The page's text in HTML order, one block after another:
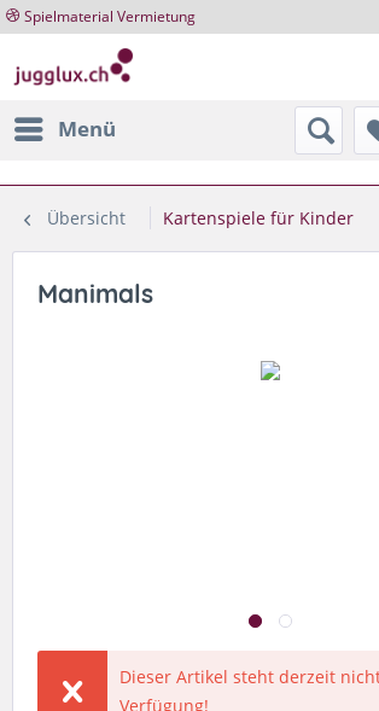
Spielmaterial Vermietung
Menü
Übersicht Kartenspiele für Kinder
Manimals
Dieser Artikel steht derzeit
Verfügung!